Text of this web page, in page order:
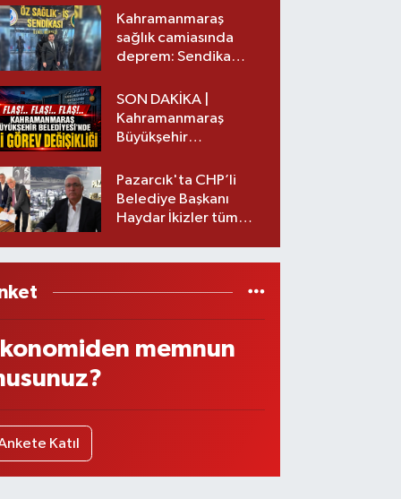
Kahramanmaraş
sağlık camiasında
deprem: Sendika
SON DAKİKA |
Kahramanmaraş
Büyükşehir
görev değişikliği!
Pazarcık'ta CHP’li
Belediye Başkanı
Haydar İkizler tüm
memnun
Katıl